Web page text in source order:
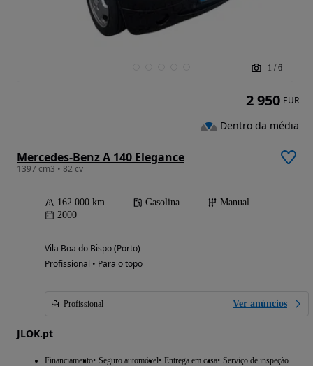
1 / 6
Mercedes-Benz A 140 Elegance
1397 cm3 • 82 cv
162 000 km Gasolina
Manual
2000
Vila Boa do Bispo (Porto)
Profissional • Para o topo
Profissional Ver anúncios
JLOK.pt
Financiamento Seguro automóvel Entrega em casa Serviço de inspeção
2 950 EUR
Dentro da média